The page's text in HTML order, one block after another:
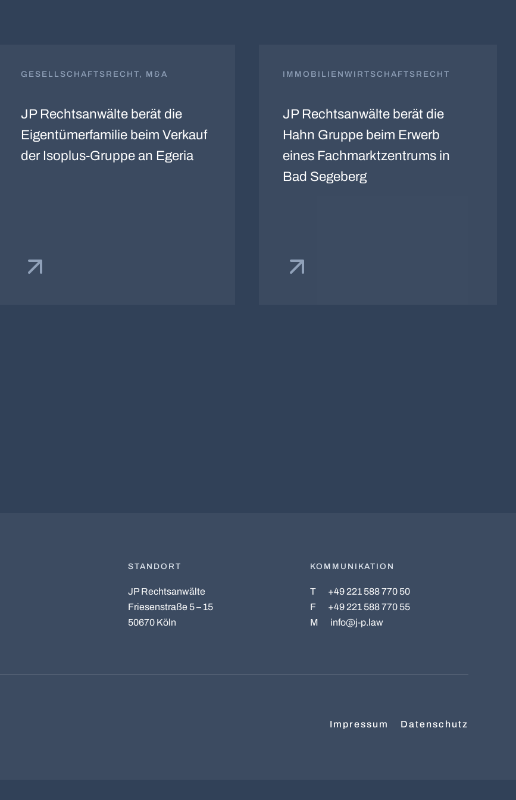
GESELLSCHAFTSRECHT, M&A
JP Rechtsanwälte berät die
Eigentümerfamilie beim Verkauf
der Isoplus-Gruppe an Egeria
IMMOBILIENWIRTSCHAFTSRECHT
JP Rechtsanwälte berät die
Hahn Gruppe beim Erwerb
eines Fachmarktzentrums in
Bad Segeberg
STANDORT
JP Rechtsanwälte
Friesenstraße 5 – 15
50670 Köln
KOMMUNIKATION
T
+49 221 588 770 50
F
+49 221 588 770 55
M
info@j-p.law
Impressum Datenschutz